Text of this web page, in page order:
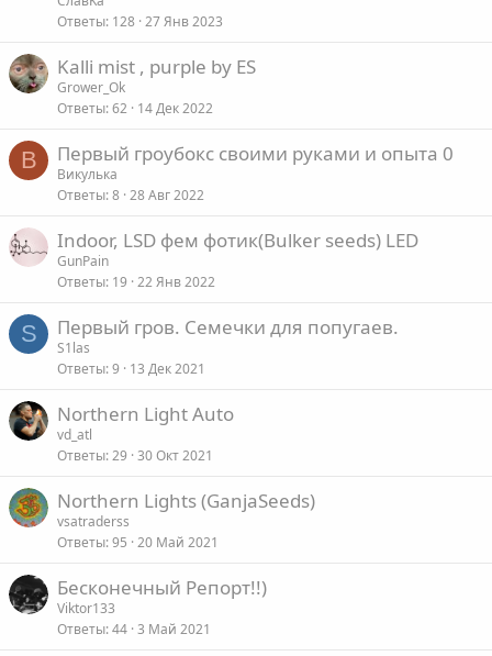
Ответы 128 27 Янв 2023
Kalli mist , purple by ES
Grower_Ok
Ответы 62 14 Дек 2022
В Первый гроубокс своими руками и опыта 0
Викулька
Ответы 8 28 Авг 2022
Indoor, LSD фем фотик(Bulker seeds) LED
GunPain
Ответы 19 22 Янв 2022
S Первый гров. Семечки для попугаев.
S1las
Ответы 9 13 Дек 2021
Northern Light Auto
vd_atl
Ответы 29 30 Окт 2021
Northern Lights (GanjaSeeds)
vsatraderss
Ответы 95 20 Май 2021
Бесконечный Репорт!!)
Viktor133
Ответы 44 3 Май 2021